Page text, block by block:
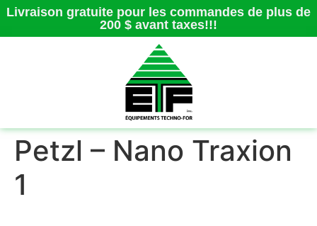
Livraison gratuite pour les commandes de plus de
200 $ avant taxes!!!
Petzl – Nano Traxion
1